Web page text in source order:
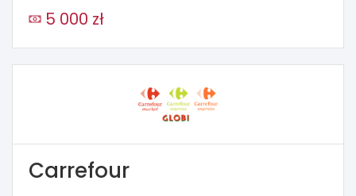
5 000 zł
Carrefour